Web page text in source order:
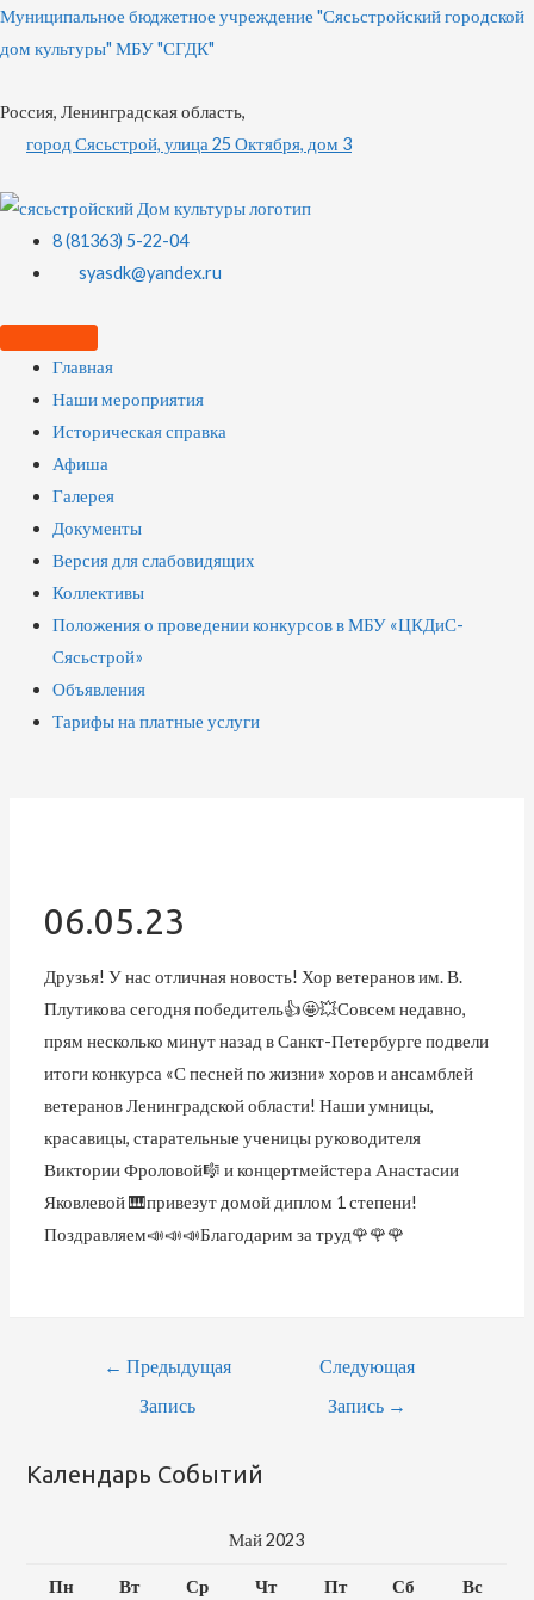
Муниципальное бюджетное учреждение "Сясьстройский городской
дом культуры" МБУ "СГДК"
Россия, Ленинградская область,
город Сясьстрой, улица 25 Октября, дом 3
8 (81363) 5-22-04
syasdk@yandex.ru
Главная
Наши мероприятия
Историческая справка
Афиша
Галерея
Документы
Версия для слабовидящих
Коллективы
Положения о проведении конкурсов в МБУ «ЦКДиС-
Сясьстрой»
Объявления
Тарифы на платные услуги
06.05.23
Друзья! У нас отличная новость! Хор ветеранов им. В.
Плутикова сегодня победитель👍🤩💥Совсем недавно,
прям несколько минут назад в Санкт-Петербурге подвели
итоги конкурса «С песней по жизни» хоров и ансамблей
ветеранов Ленинградской области! Наши умницы,
красавицы, старательные ученицы руководителя
Виктории Фроловой🎼 и концертмейстера Анастасии
Яковлевой 🎹привезут домой диплом 1 степени!
Поздравляем📣📣📣Благодарим за труд🌹🌹🌹
Навигация
← Предыдущая
Запись
Следующая
Запись →
Календарь Событий
Май 2023
Пн Вт Ср Чт Пт Сб Вс